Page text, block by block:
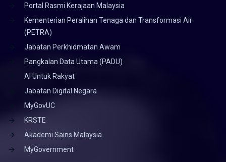
Portal Rasmi Kerajaan Malaysia
Kementerian Peralihan Tenaga dan Transformasi Air
(PETRA)
Jabatan Perkhidmatan Awam
Pangkalan Data Utama (PADU)
AI Untuk Rakyat
Jabatan Digital Negara
MyGovUC
KRSTE
Akademi Sains Malaysia
MyGovernment